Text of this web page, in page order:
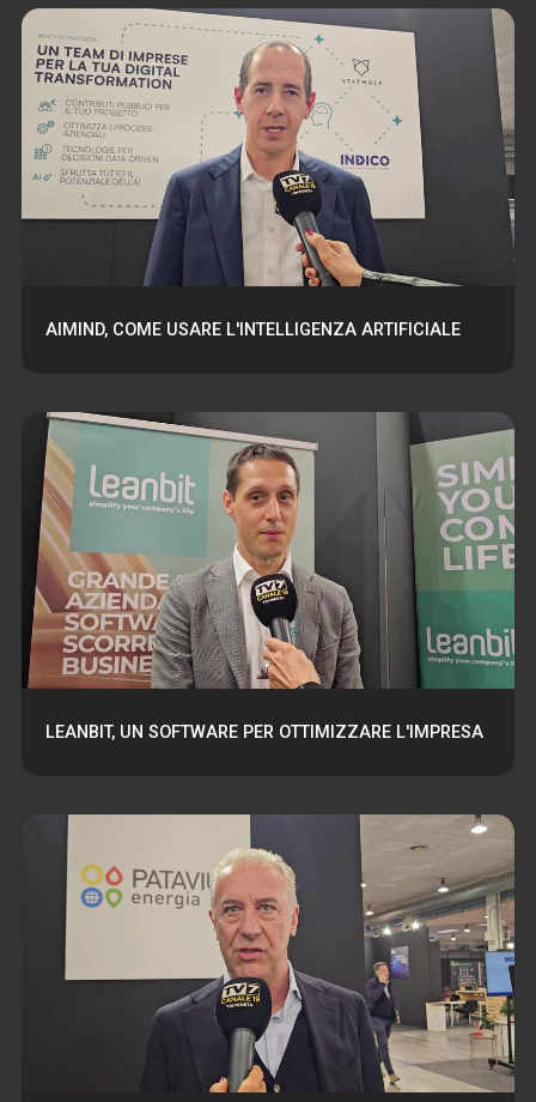
AIMIND, COME USARE L'INTELLIGENZA ARTIFICIALE
LEANBIT, UN SOFTWARE PER OTTIMIZZARE L'IMPRESA